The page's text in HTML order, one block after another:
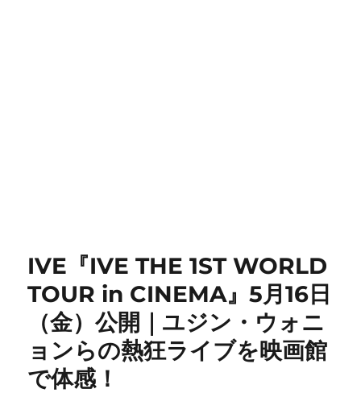
IVE『IVE THE 1ST WORLD
TOUR in CINEMA』5月16日
（金）公開｜ユジン・ウォニ
ョンらの熱狂ライブを映画館
で体感！